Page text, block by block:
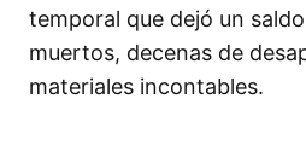
temporal que dejó un
muertos, decenas de
materiales incontables.